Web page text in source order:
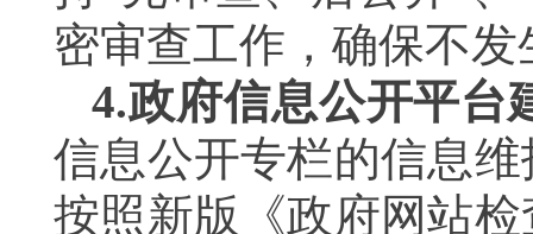
密审查工作，确保不
4.政府信息公开平台
信息公开专栏的信息
按照新版《政府网站